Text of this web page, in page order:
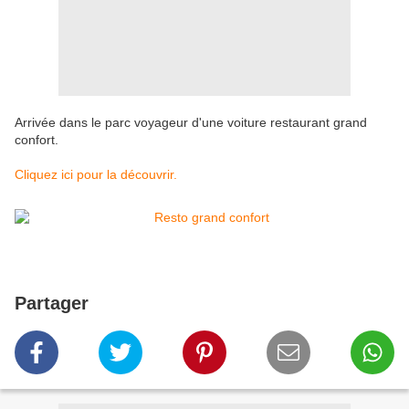
Arrivée dans le parc voyageur d'une voiture restaurant grand
confort.
Cliquez ici pour la découvrir.
Partager